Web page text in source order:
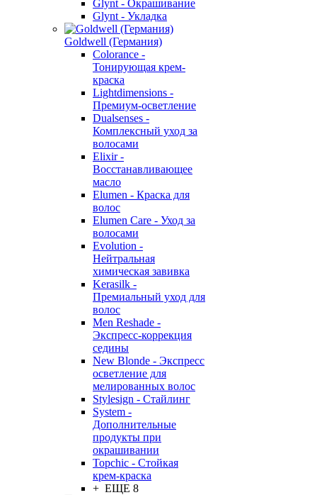
Glynt - Окрашивание
Glynt - Укладка
Goldwell (Германия)
Colorance -
Тонирующая крем-
краска
Lightdimensions -
Премиум-осветление
Dualsenses -
Комплексный уход за
волосами
Elixir -
Восстанавливающее
масло
Elumen - Краска для
волос
Elumen Care - Уход за
волосами
Evolution -
Нейтральная
химическая завивка
Kerasilk -
Премиальный уход для
волос
Men Reshade -
Экспресс-коррекция
седины
New Blonde - Экспресс
осветление для
мелированных волос
Stylesign - Стайлинг
System -
Дополнительные
продукты при
окрашивании
Topchic - Стойкая
крем-краска
+ ЕЩЕ 8